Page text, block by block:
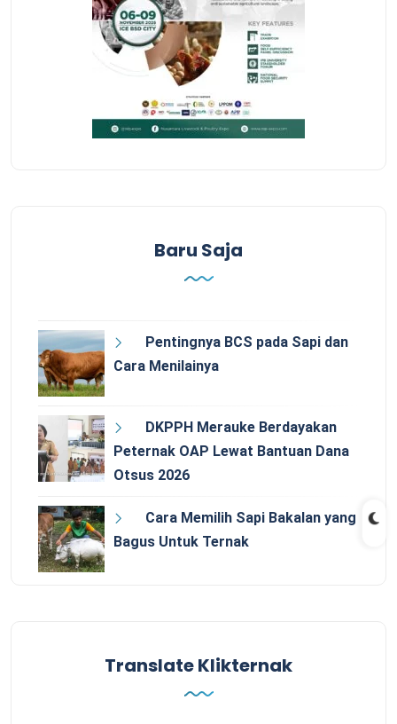
Baru Saja
Pentingnya BCS pada Sapi dan
Cara Menilainya
DKPPH Merauke Berdayakan
Peternak OAP Lewat Bantuan Dana
Otsus 2026
Cara Memilih Sapi Bakalan yang
Bagus Untuk Ternak
Translate Klikternak